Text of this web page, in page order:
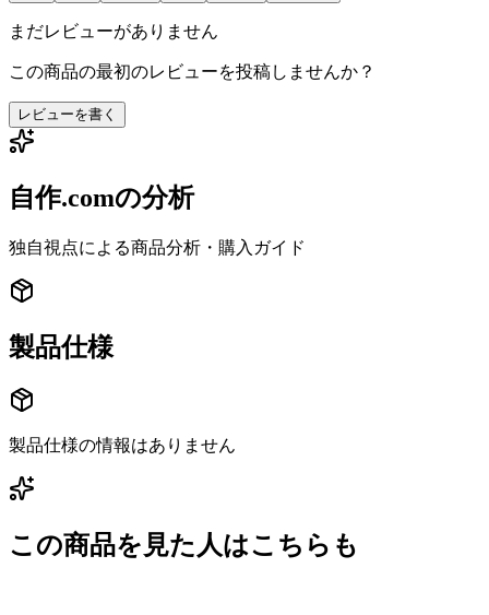
まだレビューがありません
この商品の最初のレビューを投稿しませんか？
レビューを書く
自作.comの分析
独自視点による商品分析・購入ガイド
製品仕様
製品仕様の情報はありません
この商品を見た人はこちらも